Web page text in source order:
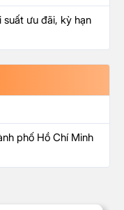
suất ưu đãi, kỳ hạn
phố Hồ Chí Minh